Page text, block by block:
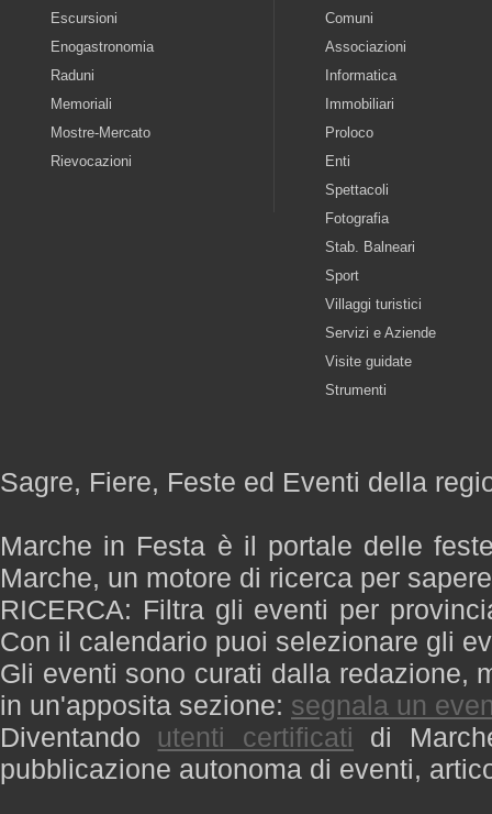
Escursioni
Enogastronomia
Raduni
Memoriali
Mostre-Mercato
Rievocazioni
Comuni
Associazioni
Informatica
Immobiliari
Proloco
Enti
Spettacoli
Fotografia
Stab. Balneari
Sport
Villaggi turistici
Servizi e Aziende
Visite guidate
Strumenti
Sagre, Fiere, Feste ed Eventi della
Marche in Festa è il portale delle
Marche, un motore di ricerca per
RICERCA: Filtra gli eventi per
Con il calendario puoi selezionare gli
Gli eventi sono curati dalla redazione,
in un'apposita sezione: segnala un
Diventando utenti certificati di
pubblicazione autonoma di eventi,